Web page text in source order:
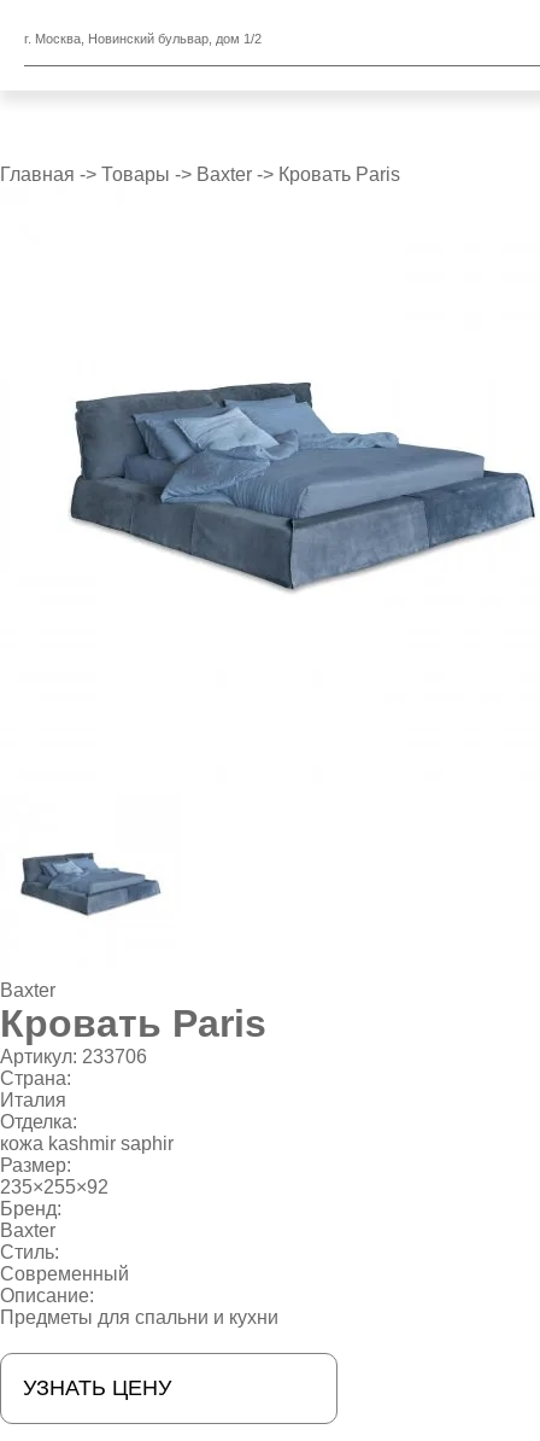
г. Москва, Новинский бульвар, дом 1/2
Главная -> Товары -> Baxter -> Кровать Paris
Baxter
Кровать Paris
Артикул: 233706
Страна:
Италия
Отделка:
кожа kashmir saphir
Размер:
235×255×92
Бренд:
Baxter
Стиль:
Современный
Описание:
Предметы для спальни и кухни
УЗНАТЬ ЦЕНУ